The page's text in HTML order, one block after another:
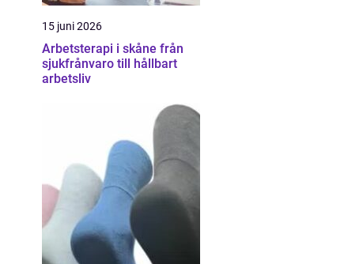
15 juni 2026
Arbetsterapi i skåne från
sjukfrånvaro till hållbart
arbetsliv